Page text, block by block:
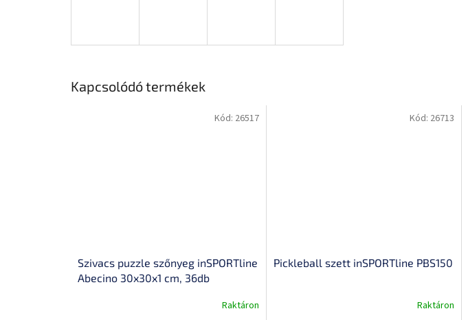
Kapcsolódó termékek
Szivacs puzzle szőnyeg inSPORTline
Abecino 30x30x1 cm, 36db
Raktáron
Kód: 26517
Pickleball szett inSPORTline PBS150
Raktáron
Kód: 26713